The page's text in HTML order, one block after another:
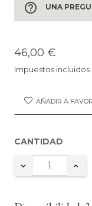
help_outline UNA
46,00 €
Impuestos incluidos
AÑADIR A
CANTIDAD